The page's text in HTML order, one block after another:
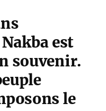
est
souvenir.
le